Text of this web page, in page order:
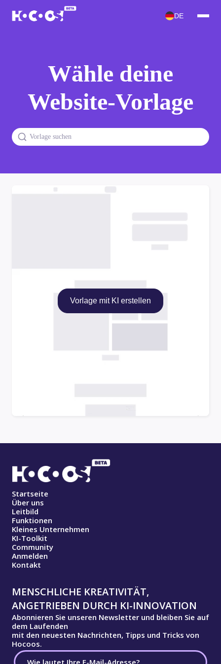
DE
Wähle deine
Website-Vorlage
Vorlage mit KI erstellen
Startseite
Über uns
Leitbild
Funktionen
Kleines Unternehmen
KI-Toolkit
Community
Anmelden
Kontakt
MENSCHLICHE KREATIVITÄT,
ANGETRIEBEN DURCH KI-INNOVATION
Abonnieren Sie unseren Newsletter und bleiben Sie auf
dem Laufenden
mit den neuesten Nachrichten, Tipps und Tricks von
Hocoos.